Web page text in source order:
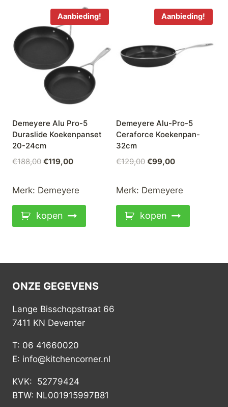
Aanbieding!
Demeyere Alu Pro-5
Duraslide Koekenpanset
20-24cm
€188,00 Oorspronkelijke
€188,00.
€119,00Huidige
Merk: Demeyere
kopen
Aanbieding!
Demeyere Alu-Pro-5
Ceraforce Koekenpan-
32cm
€129,00 Oorspronkelijke
€129,00.
€99,00Huidige
Merk: Demeyere
kopen
ONZE GEGEVENS
Lange Bisschopstraat 66
7411 KN Deventer
T: 06 41660020
E: info@kitchencorner.nl
KVK: 52779424
BTW: NL001915997B81